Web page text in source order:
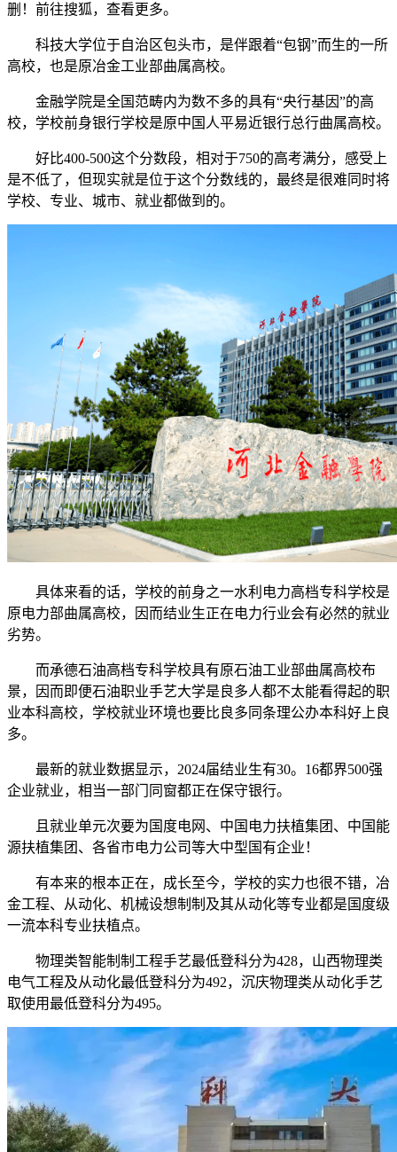
删！前往搜狐，查看更多。
科技大学位于自治区包头市，是伴跟着“包钢”而生的一所
高校，也是原冶金工业部曲属高校。
金融学院是全国范畴内为数不多的具有“央行基因”的高
校，学校前身银行学校是原中国人平易近银行总行曲属高校。
好比400-500这个分数段，相对于750的高考满分，感受上
是不低了，但现实就是位于这个分数线的，最终是很难同时将
学校、专业、城市、就业都做到的。
具体来看的话，学校的前身之一水利电力高档专科学校是
原电力部曲属高校，因而结业生正在电力行业会有必然的就业
劣势。
而承德石油高档专科学校具有原石油工业部曲属高校布
景，因而即便石油职业手艺大学是良多人都不太能看得起的职
业本科高校，学校就业环境也要比良多同条理公办本科好上良
多。
最新的就业数据显示，2024届结业生有30。16都界500强
企业就业，相当一部门同窗都正在保守银行。
且就业单元次要为国度电网、中国电力扶植集团、中国能
源扶植集团、各省市电力公司等大中型国有企业！
有本来的根本正在，成长至今，学校的实力也很不错，冶
金工程、从动化、机械设想制制及其从动化等专业都是国度级
一流本科专业扶植点。
物理类智能制制工程手艺最低登科分为428，山西物理类
电气工程及从动化最低登科分为492，沉庆物理类从动化手艺
取使用最低登科分为495。